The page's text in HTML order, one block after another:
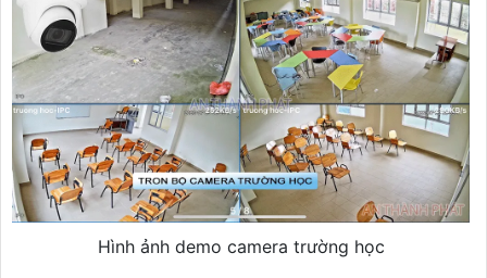
Hình ảnh demo camera trường học